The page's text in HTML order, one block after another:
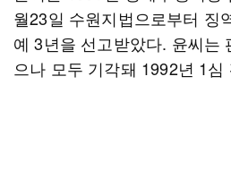
월23일 수원지법으로부터 징
예 3년을 선고받았다. 윤씨는
으나 모두 기각돼 1992년 1